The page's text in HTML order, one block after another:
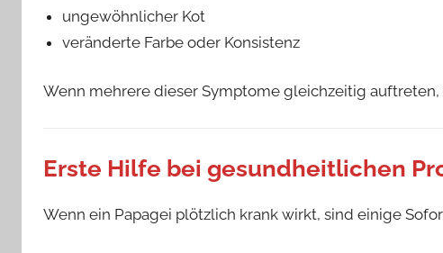
ungewöhnlicher Kot
veränderte Farbe oder Konsistenz
Wenn mehrere dieser Symptome gleichzeitig
Erste Hilfe bei gesundheitlichen
Wenn ein Papagei plötzlich krank wirkt, sind einige